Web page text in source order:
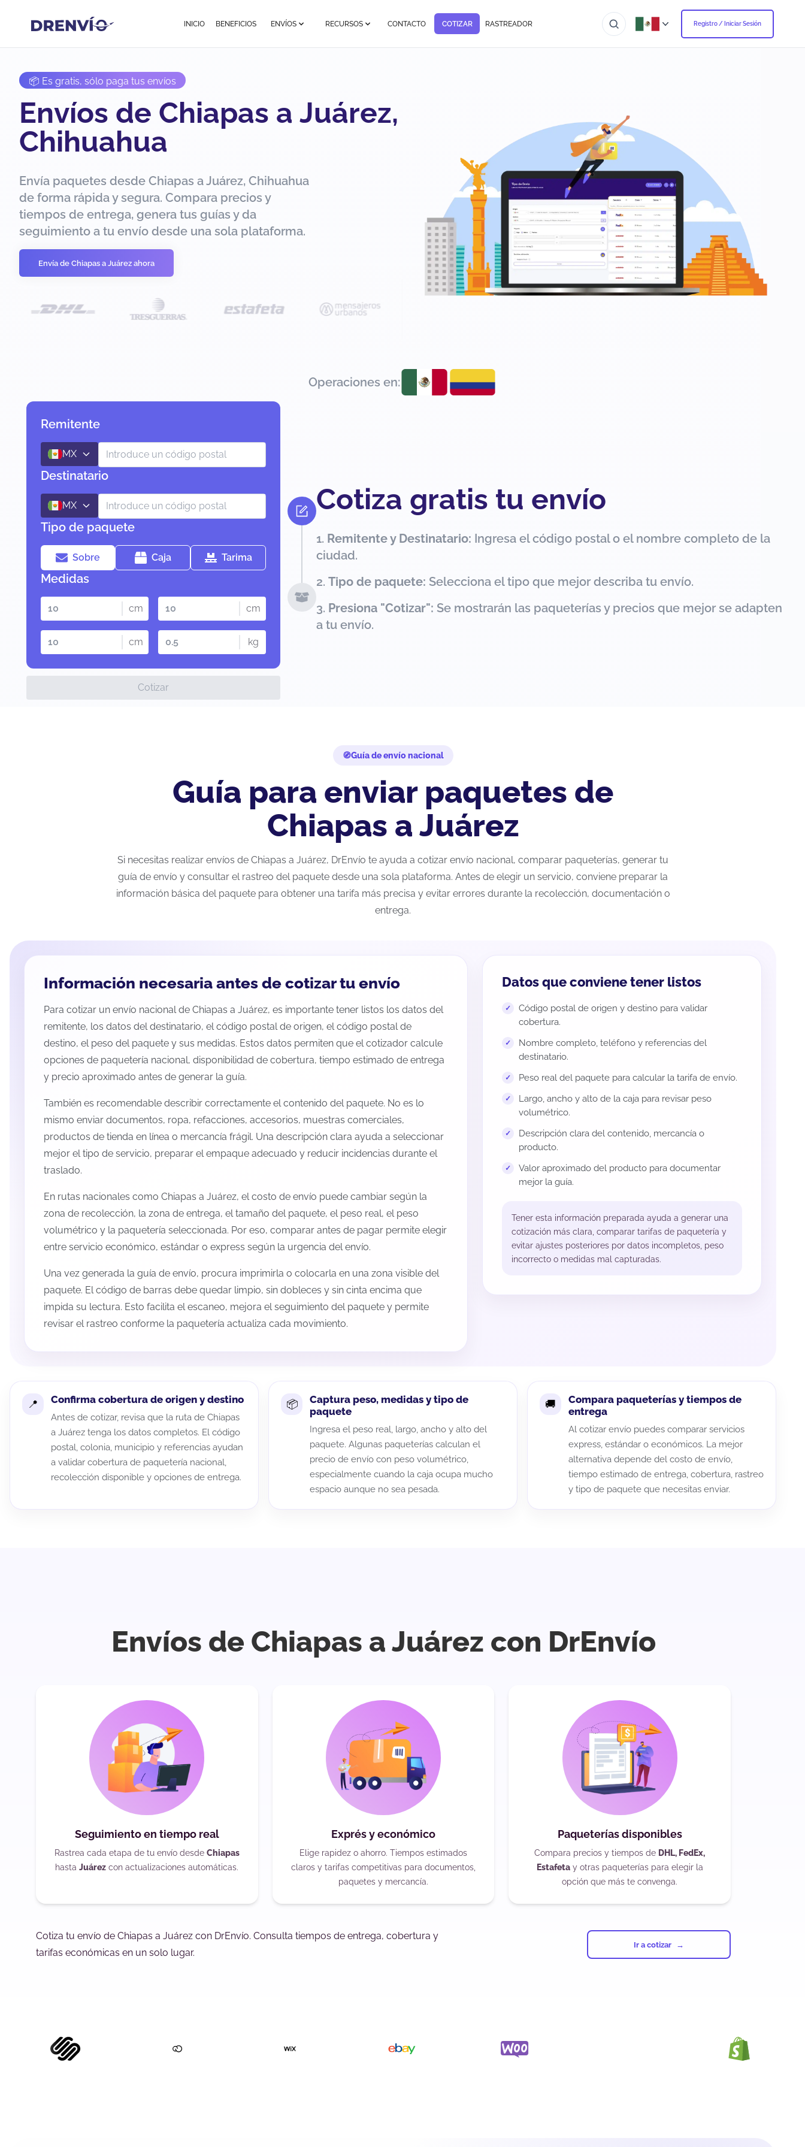
INICIO BENEFICIOS ENVÍOS RECURSOS CONTACTO COTIZAR RASTREADOR Registro / Iniciar Sesión
📦 Es gratis, sólo paga tus envíos
Envíos de Chiapas a Juárez,
Chihuahua
Envía paquetes desde Chiapas a Juárez, Chihuahua
de forma rápida y segura. Compara precios y
tiempos de entrega, genera tus guías y da
seguimiento a tu envío desde una sola plataforma.
Envía de Chiapas a Juárez ahora
Operaciones en:
Remitente
MX
Destinatario
MX
Tipo de paquete
Sobre Caja Tarima
Medidas
cm cm
cm kg
Cotizar
Cotiza gratis tu envío
Remitente y Destinatario: Ingresa el código postal o el nombre completo de la
ciudad.
Tipo de paquete: Selecciona el tipo que mejor describa tu envío.
Presiona "Cotizar": Se mostrarán las paqueterías y precios que mejor se adapten
a tu envío.
Guía de envío nacional
Guía para enviar paquetes de
Chiapas a Juárez
Si necesitas realizar envíos de Chiapas a Juárez, DrEnvío te ayuda a cotizar envío nacional, comparar paqueterías, generar tu
guía de envío y consultar el rastreo del paquete desde una sola plataforma. Antes de elegir un servicio, conviene preparar la
información básica del paquete para obtener una tarifa más precisa y evitar errores durante la recolección, documentación o
entrega.
Información necesaria antes de cotizar tu envío
Para cotizar un envío nacional de Chiapas a Juárez, es importante tener listos los datos del
remitente, los datos del destinatario, el código postal de origen, el código postal de
destino, el peso del paquete y sus medidas. Estos datos permiten que el cotizador calcule
opciones de paquetería nacional, disponibilidad de cobertura, tiempo estimado de entrega
y precio aproximado antes de generar la guía.
También es recomendable describir correctamente el contenido del paquete. No es lo
mismo enviar documentos, ropa, refacciones, accesorios, muestras comerciales,
productos de tienda en línea o mercancía frágil. Una descripción clara ayuda a seleccionar
mejor el tipo de servicio, preparar el empaque adecuado y reducir incidencias durante el
traslado.
En rutas nacionales como Chiapas a Juárez, el costo de envío puede cambiar según la
zona de recolección, la zona de entrega, el tamaño del paquete, el peso real, el peso
volumétrico y la paquetería seleccionada. Por eso, comparar antes de pagar permite elegir
entre servicio económico, estándar o express según la urgencia del envío.
Una vez generada la guía de envío, procura imprimirla o colocarla en una zona visible del
paquete. El código de barras debe quedar limpio, sin dobleces y sin cinta encima que
impida su lectura. Esto facilita el escaneo, mejora el seguimiento del paquete y permite
revisar el rastreo conforme la paquetería actualiza cada movimiento.
Datos que conviene tener listos
Código postal de origen y destino para validar
cobertura.
Nombre completo, teléfono y referencias del
destinatario.
Peso real del paquete para calcular la tarifa de envío.
Largo, ancho y alto de la caja para revisar peso
volumétrico.
Descripción clara del contenido, mercancía o
producto.
Valor aproximado del producto para documentar
mejor la guía.
Tener esta información preparada ayuda a generar una
cotización más clara, comparar tarifas de paquetería y
evitar ajustes posteriores por datos incompletos, peso
incorrecto o medidas mal capturadas.
Confirma cobertura de origen y destino
Antes de cotizar, revisa que la ruta de Chiapas
a Juárez tenga los datos completos. El código
postal, colonia, municipio y referencias ayudan
a validar cobertura de paquetería nacional,
recolección disponible y opciones de entrega.
Captura peso, medidas y tipo de
paquete
Ingresa el peso real, largo, ancho y alto del
paquete. Algunas paqueterías calculan el
precio de envío con peso volumétrico,
especialmente cuando la caja ocupa mucho
espacio aunque no sea pesada.
Compara paqueterías y tiempos de
entrega
Al cotizar envío puedes comparar servicios
express, estándar o económicos. La mejor
alternativa depende del costo de envío,
tiempo estimado de entrega, cobertura, rastreo
y tipo de paquete que necesitas enviar.
Envíos de Chiapas a Juárez con DrEnvío
Seguimiento en tiempo real
Rastrea cada etapa de tu envío desde Chiapas
hastaJuárez con actualizaciones automáticas.
Exprés y económico
Elige rapidez o ahorro. Tiempos estimados
claros y tarifas competitivas para documentos,
paquetes y mercancía.
Paqueterías disponibles
Compara precios y tiempos de DHL, FedEx,
Estafetay otras paqueterías para elegir la
opción que más te convenga.
Cotiza tu envío de Chiapas a Juárez con DrEnvío. Consulta tiempos de entrega, cobertura y
tarifas económicas en un solo lugar.
Ir a cotizar